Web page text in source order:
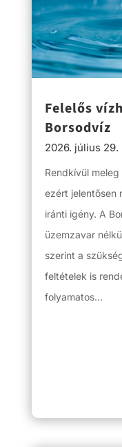
Felelős
Borsodvíz
2026. július 29.
Rendkívül
ezért jelentősen
iránti igény. A
üzemzavar
szerint a
feltételek is
folyamatos...